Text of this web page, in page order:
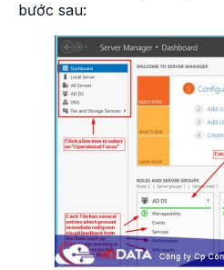
bước sau: